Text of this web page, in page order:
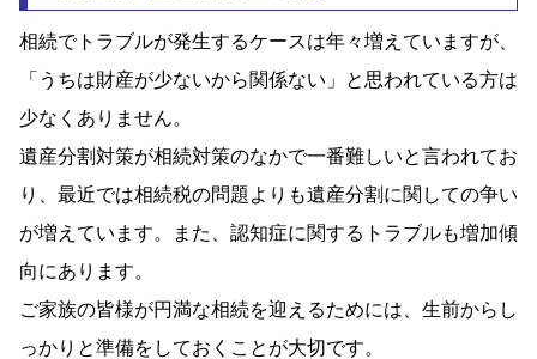
相続でトラブルが発生するケースは年々増えていますが、
「うちは財産が少ないから関係ない」と思われている方は
少なくありません。
遺産分割対策が相続対策のなかで一番難しいと言われてお
り、最近では相続税の問題よりも遺産分割に関しての争い
が増えています。また、認知症に関するトラブルも増加傾
向にあります。
ご家族の皆様が円満な相続を迎えるためには、生前からし
っかりと準備をしておくことが大切です。